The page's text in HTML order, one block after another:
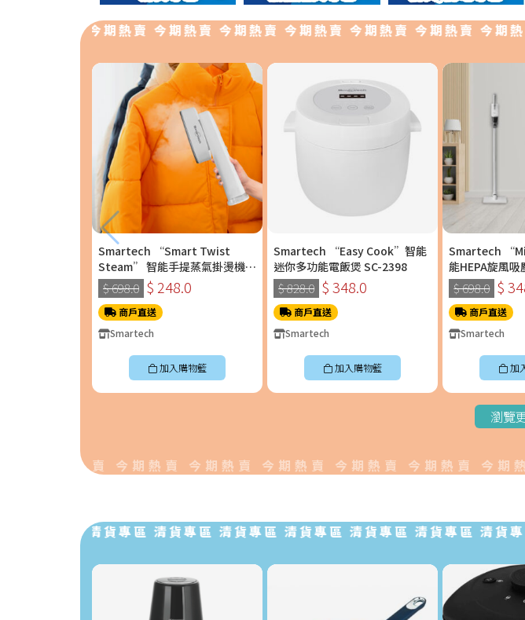
熱賣 今期熱賣 今期熱賣 今期熱賣 今期熱賣 今期熱賣 今期熱賣 今期熱
Smartech “Smart Twist
Steam” 智能手提蒸氣掛燙機
(SS-8108)
$ 698.0 $ 248.0
商戶直送
Smartech
加入購物籃
Smartech “Easy Cook”智能
迷你多功能電飯煲 SC-2398
$ 828.0 $ 348.0
商戶直送
Smartech
加入購物籃
Smartech
能HEPA旋風
$ 698.0 $
商戶直送
Smartech
加
瀏覽
期熱賣 今期熱賣 今期熱賣 今期熱賣 今期熱賣 今期熱賣 今期熱
專區 清貨專區 清貨專區 清貨專區 清貨專區 清貨專區 清貨專區 清貨專